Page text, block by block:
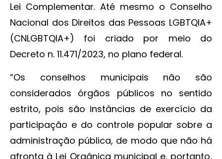
Lei Complementar. Até mesmo o Conselho
Nacional dos Direitos das Pessoas LGBTQIA+
(CNLGBTQIA+) foi criado por meio do
Decreto n. 11.471/2023, no plano federal.
“Os conselhos municipais não são
considerados órgãos públicos no sentido
estrito, pois são instâncias de exercício da
participação e do controle popular sobre a
administração pública, de modo que não há
afronta à Lei Orgânica municipal e, portanto,